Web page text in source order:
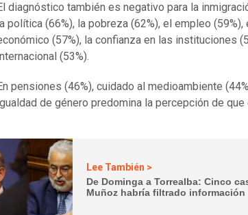
diagnóstico también es negativo para la
la política (66%), la pobreza (62%), el empleo
(57%), la confianza en las instituciones
(53%).
pensiones (46%), cuidado al medioambiente
de género predomina la percepción de
Lee También >
De Dominga a Torrealba: Cinco
Muñoz habría filtrado información